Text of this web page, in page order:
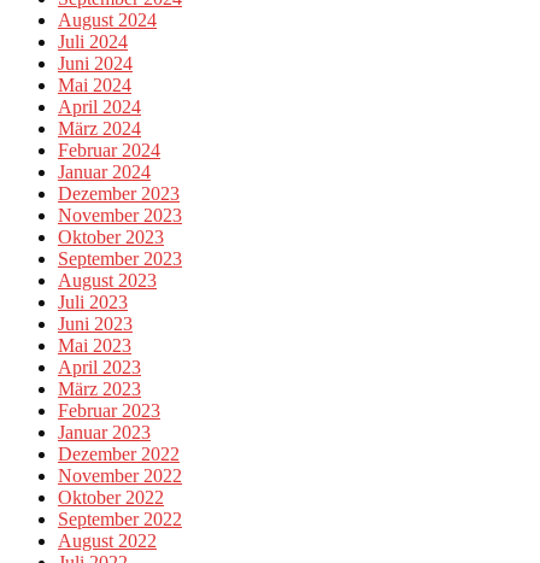
August 2024
Juli 2024
Juni 2024
Mai 2024
April 2024
März 2024
Februar 2024
Januar 2024
Dezember 2023
November 2023
Oktober 2023
September 2023
August 2023
Juli 2023
Juni 2023
Mai 2023
April 2023
März 2023
Februar 2023
Januar 2023
Dezember 2022
November 2022
Oktober 2022
September 2022
August 2022